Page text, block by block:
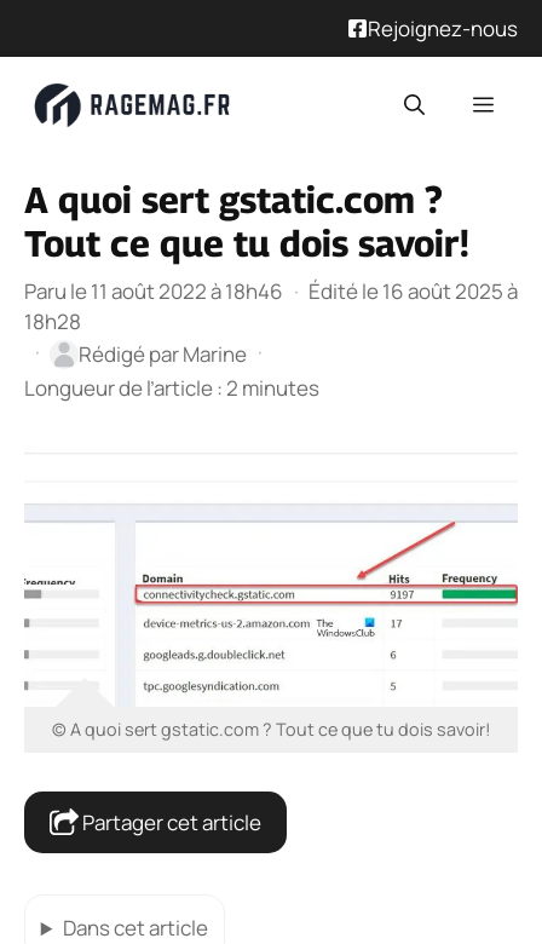
Rejoignez-nous
A quoi sert gstatic.com ?
Tout ce que tu dois savoir!
Paru le 11 août 2022 à 18h46 · Édité le 16 août 2025 à
18h28
·
Rédigé parMarine ·
Longueur de l’article : 2 minutes
© A quoi sert gstatic.com ? Tout ce que tu dois savoir!
Partager cet article
Dans cet article